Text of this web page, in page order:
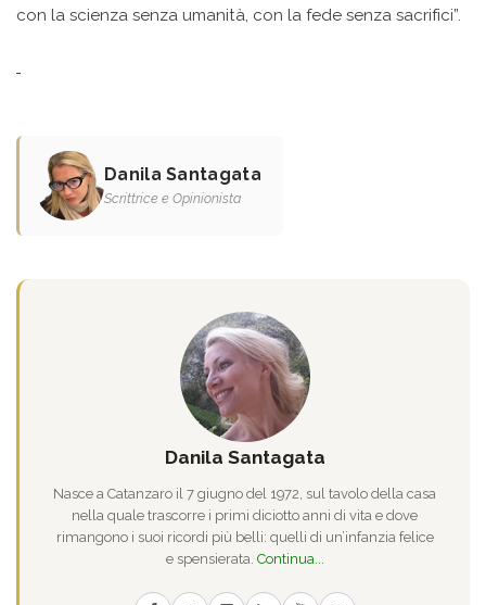
con la scienza senza umanità, con la fede senza sacrifici”.
Danila Santagata
Scrittrice e Opinionista
Danila Santagata
Nasce a Catanzaro il 7 giugno del 1972, sul tavolo della casa
nella quale trascorre i primi diciotto anni di vita e dove
rimangono i suoi ricordi più belli: quelli di un’infanzia felice
e spensierata. Continua...